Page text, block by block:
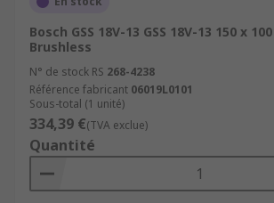
Bosch GSS 18V-13 GSS 18V-13 150 x
Brushless
N° de stock RS 268-4238
Référence fabricant 06019L0101
Sous-total (1 unité)
334,39 €(TVA exclue)
Quantité